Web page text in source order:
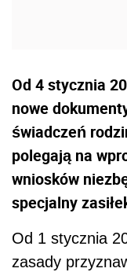
Od 4 stycznia
nowe
świadczeń
polegają na
wniosków
specjalny
Od 1 stycznia
zasady